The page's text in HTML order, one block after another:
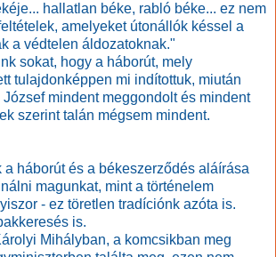
hallatlan béke, rabló béke... ez nem
amelyeket útonállók késsel a
a védtelen áldozatoknak."
sokat, hogy a háborút, mely
tulajdonképpen mi indítottuk, miután
mindent meggondolt és mindent
szerint talán mégsem mindent.
a háborút és a békeszerződés aláírása
magunkat, mint a történelem
- ez töretlen tradíciónk azóta is.
is.
Mihályban, a komcsikban meg